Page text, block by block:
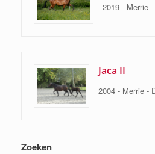
2019 - Merrie
Jaca II
2004 - Merrie -
Zoeken